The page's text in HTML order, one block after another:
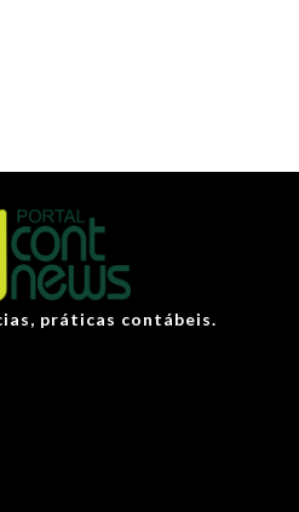
práticas contábeis.